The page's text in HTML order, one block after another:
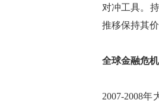
对冲工具。
推移保持其
全球金融危
2007-2008